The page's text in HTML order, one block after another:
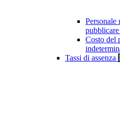
Personale
Costo del
Tassi di assenza